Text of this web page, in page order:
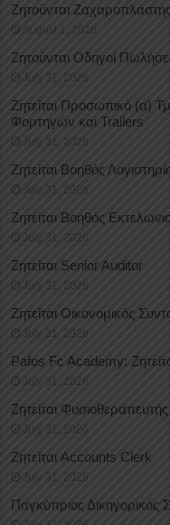
Ζητούνται
August 1, 2026
Ζητούνται Οδηγοί
July 31, 2026
Ζητείται Προσωπικό (α)
Φορτηγών και Trailers
July 31, 2026
Ζητείται Βοηθός
July 31, 2026
Ζητείται Βοηθός
July 31, 2026
Ζητείται Senior Auditor
July 31, 2026
Ζητείται Οικονομικός
July 31, 2026
Pafos Fc Academy:
July 31, 2026
Ζητείται Φυσιοθεραπευτής
July 31, 2026
Ζητείται Accounts Clerk
July 31, 2026
Παγκύπριος